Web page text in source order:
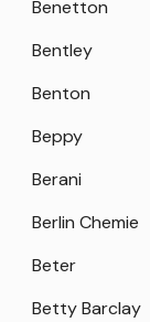
Benetton
Bentley
Benton
Beppy
Berani
Berlin Chemie
Beter
Betty Barclay